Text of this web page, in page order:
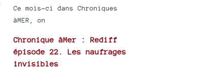
Ce mois-ci dans Chroniques
àMER, on
Chronique àMer : Rediff
épisode 22. Les naufrages
invisibles